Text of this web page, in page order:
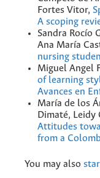
Fortes Vitor,
A scoping
Sandra Rocío
Ana María
nursing
Miguel Angel
of learning
Avances en
María de los
Dimaté, Leidy
Attitudes
from a
You may also